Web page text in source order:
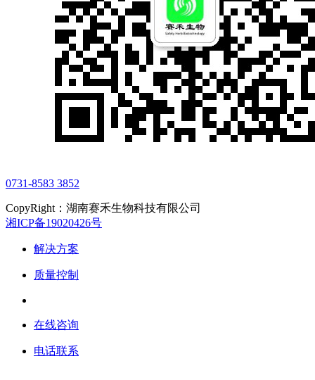
0731-8583 3852
CopyRight：湖南赛禾生物科技有限公司
湘ICP备19020426号
解决方案
质量控制
在线咨询
电话联系